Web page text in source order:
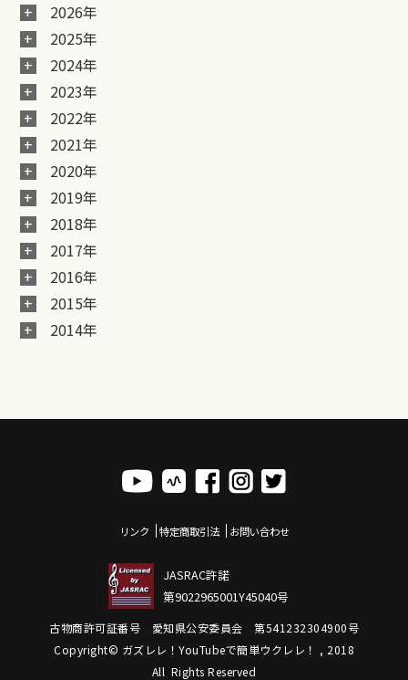
2026年
2025年
2024年
2023年
2022年
2021年
2020年
2019年
2018年
2017年
2016年
2015年
2014年
リンク 特定商取引法 お問い合わせ
JASRAC許諾
第9022965001Y45040号
古物商許可証番号 愛知県公安委員会 第541232304900号
Copyright© ガズレレ！YouTubeで簡単ウクレレ！ , 2018
All Rights Reserved